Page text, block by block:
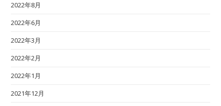
2022年8月
2022年6月
2022年3月
2022年2月
2022年1月
2021年12月